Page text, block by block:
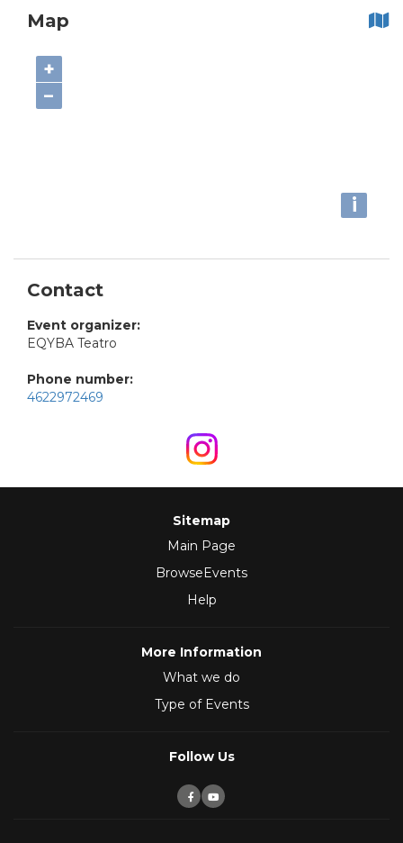
Map
+
−
i
Contact
Event organizer:
EQYBA Teatro
Phone number:
4622972469
Sitemap
Main Page
BrowseEvents
Help
More Information
What we do
Type of Events
Follow Us